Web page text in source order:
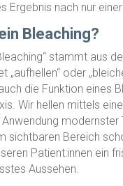
Ergebnis nach nur
Bleaching?
stammt aus
„aufhellen“ oder
die Funktion eines
Wir hellen mittels
modernster
sichtbaren Bereich
Patient:innen ein
Aussehen.